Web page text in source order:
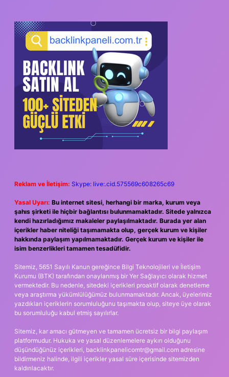
Reklam ve İletişim: Skype: live:.cid.575569c608265c69
Yasal Uyarı: Bu internet sitesi, herhangi bir marka, kurum veya
şahıs şirketi ile hiçbir bağlantısı bulunmamaktadır. Sitede yalnızca
kendi hazırladığımız makaleler paylaşılmaktadır. Burada yer alan
içerikler haber niteliği taşımamakta olup, gerçek kurum ve kişiler
hakkında paylaşım yapılmamaktadır. Gerçek kurum ve kişiler ile
isim benzerlikleri tamamen tesadüfidir.
Sitemiz, 5651 Sayılı Kanun gereğince Bilgi Teknolojileri ve İletişim
Kurumu (BTK) tarafından onaylanmış bir Yer Sağlayıcı olarak hizmet
vermektedir. Bu nedenle, sitedeki içerikleri proaktif olarak denetleme
veya araştırma yükümlülüğümüz bulunmamaktadır. Ancak, üyelerimiz
yazdıkları içeriklerin sorumluluğunu taşımakta olup, siteye üye olarak
bu sorumluluğu kabul etmiş sayılırlar.
Sitemiz, kar amacı gütmeyen ve tamamen ücretsiz bir bilgi paylaşım
platformudur. Hukuka ve yasal düzenlemelere aykırı olduğunu
düşündüğünüz içerikleri, backlinkpanelicomtr@gmail.com adresine
bildirmeniz halinde, ilgili içerikler yasal süre içerisinde sitemizden
kaldırılacaktır.